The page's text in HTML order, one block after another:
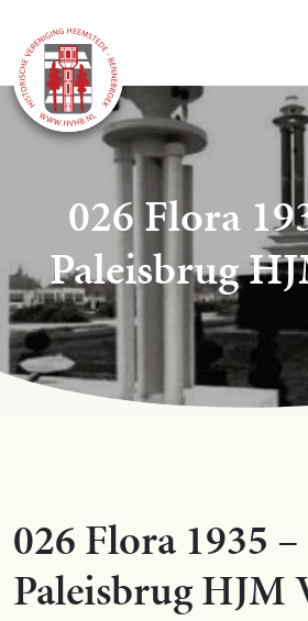
026 Flora
Paleisbrug
026 Flora 1935
Paleisbrug HJM